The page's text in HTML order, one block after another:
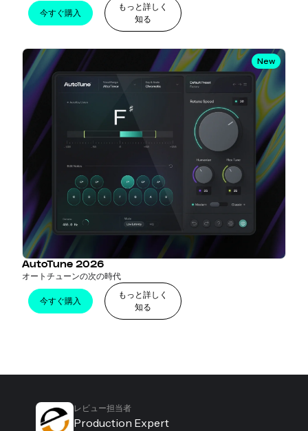
今すぐ購入
もっと詳しく
知る
New
AutoTune 2026
オートチューンの次の時代
今すぐ購入
もっと詳しく
知る
レビュー担当者
Production Expert